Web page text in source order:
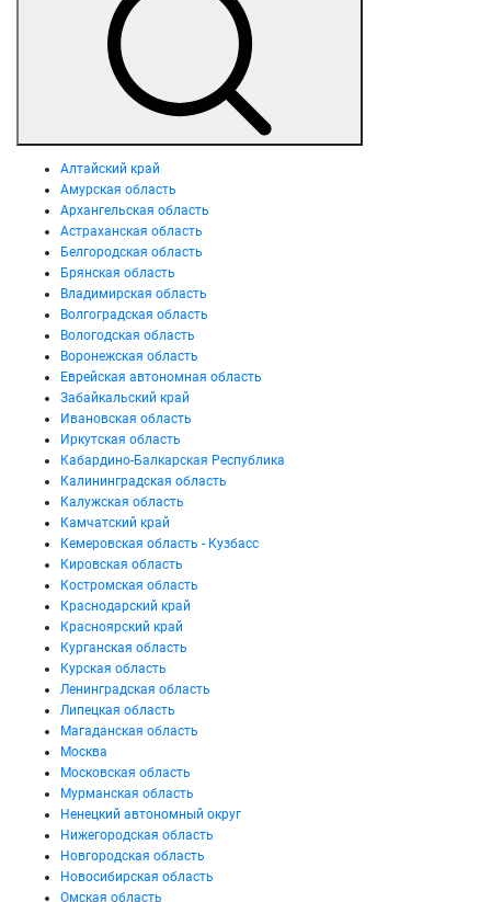
Алтайский край
Амурская область
Архангельская область
Астраханская область
Белгородская область
Брянская область
Владимирская область
Волгоградская область
Вологодская область
Воронежская область
Еврейская автономная область
Забайкальский край
Ивановская область
Иркутская область
Кабардино-Балкарская Республика
Калининградская область
Калужская область
Камчатский край
Кемеровская область - Кузбасс
Кировская область
Костромская область
Краснодарский край
Красноярский край
Курганская область
Курская область
Ленинградская область
Липецкая область
Магаданская область
Москва
Московская область
Мурманская область
Ненецкий автономный округ
Нижегородская область
Новгородская область
Новосибирская область
Омская область